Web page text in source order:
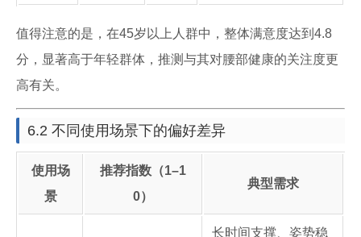
值得注意的是，在45岁以上人群中，整体满意度达到4.8
分，显著高于年轻群体，推测与其对腰部健康的关注度更
高有关。
6.2 不同使用场景下的偏好差异
使用场
景
推荐指数（1–1
0）
典型需求
长时间支撑、姿势稳